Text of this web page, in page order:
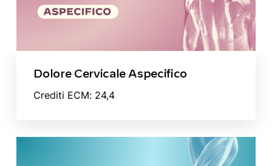
Dolore Cervicale Aspecifico
Crediti ECM: 24,4